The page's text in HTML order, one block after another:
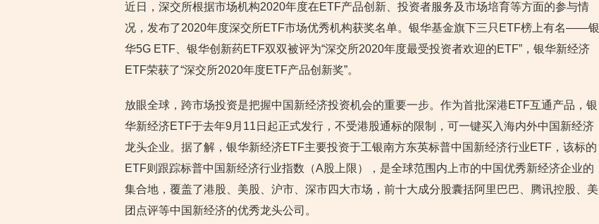
近日，深交所根据市场机构2020年度在ETF产品创新、投资者服务及市场培育等方面的参与情
况，发布了2020年度深交所ETF市场优秀机构获奖名单。银华基金旗下三只ETF榜上有名——银
华5G ETF、银华创新药ETF双双被评为“深交所2020年度最受投资者欢迎的ETF”，银华新经济
ETF荣获了“深交所2020年度ETF产品创新奖”。
放眼全球，跨市场投资是把握中国新经济投资机会的重要一步。作为首批深港ETF互通产品，银
华新经济ETF于去年9月11日起正式发行，不受港股通标的限制，可一键买入海内外中国新经济
龙头企业。据了解，银华新经济ETF主要投资于工银南方东英标普中国新经济行业ETF，该标的
ETF则跟踪标普中国新经济行业指数（A股上限），是全球范围内上市的中国优秀新经济企业的
集合地，覆盖了港股、美股、沪市、深市四大市场，前十大成分股囊括阿里巴巴、腾讯控股、美
团点评等中国新经济的优秀龙头公司。